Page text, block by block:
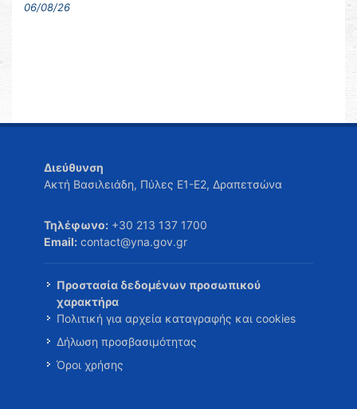
06/08/26
Διεύθυνση
Ακτή Βασιλειάδη, Πύλες Ε1-Ε2, Δραπετσώνα
Τηλέφωνο: +30 213 137 1700
Email: contact@yna.gov.gr
Προστασία δεδομένων προσωπικού
χαρακτήρα
Πολιτική για αρχεία καταγραφής και cookies
Δήλωση προσβασιμότητας
Όροι χρήσης